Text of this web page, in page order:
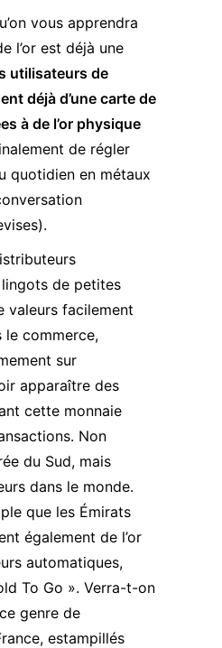
vous apprendra
l’or est déjà une
utilisateurs de
déjà d’une carte de
à de l’or physique
de régler
quotidien en métaux
de petites
valeurs facilement
le commerce,
sur
apparaître des
cette monnaie
Non
du Sud, mais
dans le monde.
que les Émirats
également de l’or
automatiques,
To Go ». Verra-t-on
genre de
estampillés